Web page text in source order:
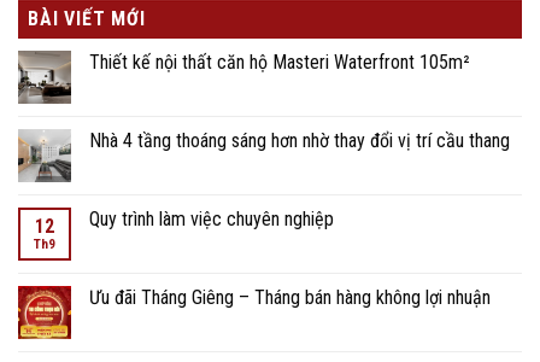
BÀI VIẾT MỚI
Thiết kế nội thất căn hộ Masteri Waterfront 105m²
Nhà 4 tầng thoáng sáng hơn nhờ thay đổi vị trí cầu thang
12
Th9
Quy trình làm việc chuyên nghiệp
Ưu đãi Tháng Giêng – Tháng bán hàng không lợi nhuận